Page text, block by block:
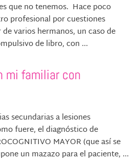
que no tenemos. Hace poco
profesional por cuestiones
varios hermanos, un caso de
de libro, con ...
mi familiar con
secundarias a lesiones
fuere, el diagnóstico de
MAYOR (que así se
un mazazo para el paciente, ...